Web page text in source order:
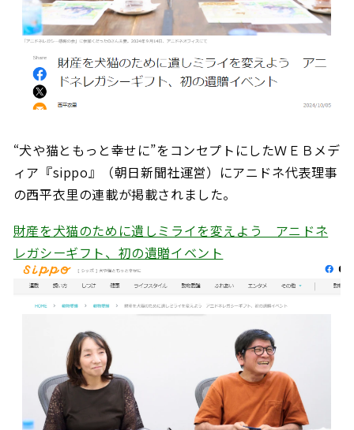
“犬や猫ともっと幸せに”をコンセプトにしたＷＥＢメデ
ィア『sippo』（朝日新聞社運営）にアニドネ代表理事
の西平衣里の連載が掲載されました。
財産を犬猫のために遺しミライを変えよう アニドネ
レガシーギフト、初の遺贈イベント